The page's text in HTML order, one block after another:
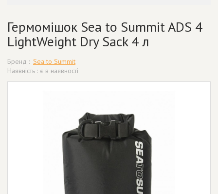
Гермомішок Sea to Summit ADS 4
LightWeight Dry Sack 4 л
Бренд : Sea to Summit
Наявність : є в наявності